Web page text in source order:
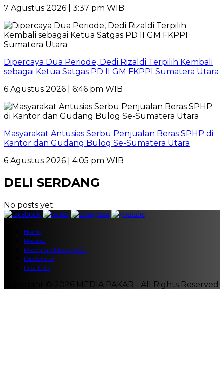
7 Agustus 2026 | 3:37 pm WIB
Dipercaya Dua Periode, Dedi Rizaldi Terpilih Kembali
sebagai Ketua Satgas PD II GM FKPPI Sumatera Utara
6 Agustus 2026 | 6:46 pm WIB
Masyarakat Antusias Serbu Penjualan Beras SPHP di
Kantor dan Gudang Bulog Se-Sumatera Utara
6 Agustus 2026 | 4:05 pm WIB
DELI SERDANG
No posts yet.
Home
Redaksi
Pedoman Media Siber
Disclaimer
Info Iklan
Copyright © 2026 MEDIA PAKAR - All Rights Reserved